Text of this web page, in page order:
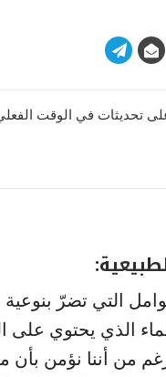
تحديثات في الوقت
التي تضرّ
الذي يحتوي على
من أننا نؤمن بأن